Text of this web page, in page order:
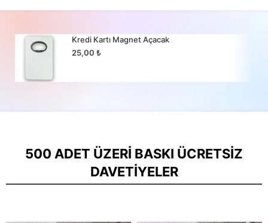
Kredi Kartı Magnet Açacak
25,00₺
500 ADET ÜZERI BASKI ÜCRETSIZ
DAVETIYELER